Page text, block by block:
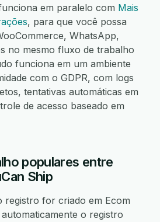
em paralelo com Mais
, para que você possa
WhatsApp,
no mesmo fluxo de trabalho
funciona em um ambiente
com o GDPR, com logs
tentativas automáticas em
de acesso baseado em
populares entre
Ship
registro for criado em Ecom
o registro